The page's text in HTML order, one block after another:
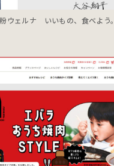
ウェルナ いいもの、食べよう。